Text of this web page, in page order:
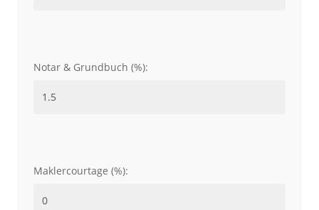
Notar & Grundbuch (%):
Maklercourtage (%):